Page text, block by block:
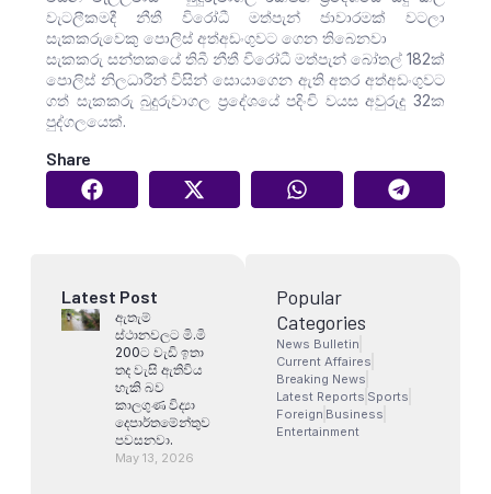
වැටලීකමදී නීතී විරෝධී මත්පැන් ජාවාරමක් වටලා
සැකකරුවෙකු පොලිස් අත්අඩංගුවට ගෙන තිබෙනවා
සැකකරු සන්තකයේ තිබී නීතී විරෝධී මත්පැන් බෝතල් 182ක්
පොලිස් නිලධාරීන් විසින් සොයාගෙන ඇති අතර අත්අඩංගුවට
ගත් සැකකරු බුදුරුවාගල ප්‍රදේශයේ පදිංචි වයස අවුරුදු 32ක
පුද්ගලයෙක්.
Share
Latest Post
ඇතැම්
ස්ථානවලට මි.මි
200ට වැඩි ඉතා
තද වැසි ඇතිවිය
හැකි බව
කාලගුණ විද්‍යා
දෙපාර්තමේන්තුව
පවසනවා.
May 13, 2026
Popular
Categories
News Bulletin
Current Affaires
Breaking News
Latest Reports Sports
Foreign Business
Entertainment